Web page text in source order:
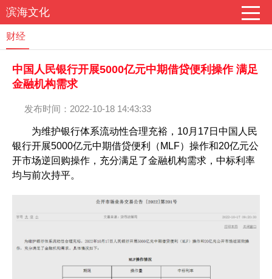
滨海文化
财经
中国人民银行开展5000亿元中期借贷便利操作 满足
金融机构需求
发布时间：2022-10-18 14:43:33
为维护银行体系流动性合理充裕，10月17日中国人民
银行开展5000亿元中期借贷便利（MLF）操作和20亿元公
开市场逆回购操作，充分满足了金融机构需求，中标利率
均与前次持平。